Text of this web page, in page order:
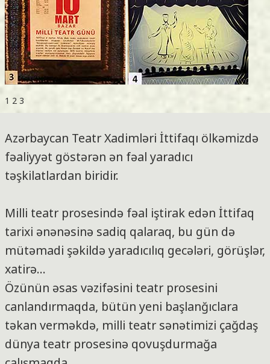
1 2 3
Azərbaycan Teatr Xadimləri İttifaqı ölkəmizdə
fəaliyyət göstərən ən fəal yaradıcı
təşkilatlardan biridir.
Milli teatr prosesində fəal iştirak edən İttifaq
tarixi ənənəsinə sadiq qalaraq, bu gün də
mütəmadi şəkildə yaradıcılıq gecələri, görüşlər,
xatirə…
Özünün əsas vəzifəsini teatr prosesini
canlandırmaqda, bütün yeni başlanğıclara
təkan verməkdə, milli teatr sənətimizi çağdaş
dünya teatr prosesinə qovuşdurmağa